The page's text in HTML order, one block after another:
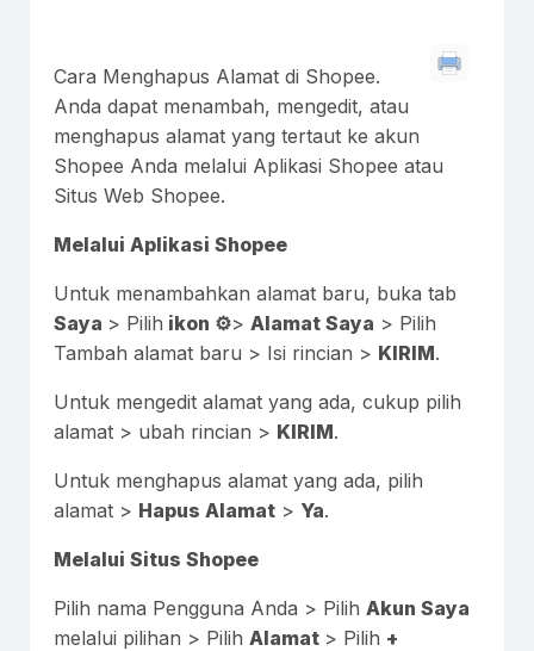
Cara Menghapus Alamat di Shopee.
Anda dapat menambah, mengedit, atau
menghapus alamat yang tertaut ke akun
Shopee Anda melalui Aplikasi Shopee atau
Situs Web Shopee.
Melalui Aplikasi Shopee
Untuk menambahkan alamat baru, buka tab
Saya > Pilih ikon ⚙> Alamat Saya > Pilih
Tambah alamat baru > Isi rincian > KIRIM.
Untuk mengedit alamat yang ada, cukup pilih
alamat > ubah rincian > KIRIM.
Untuk menghapus alamat yang ada, pilih
alamat > Hapus Alamat > Ya.
Melalui Situs Shopee
Pilih nama Pengguna Anda > Pilih Akun Saya
melalui pilihan > Pilih Alamat > Pilih +